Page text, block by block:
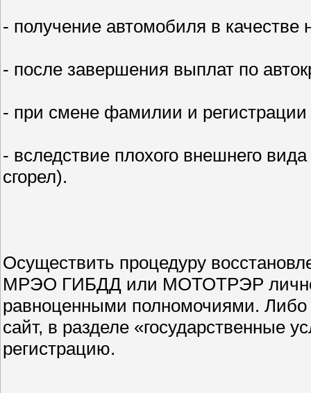
- получение автомобиля в качестве
- после завершения выплат по
- при смене фамилии и
- вследствие плохого внешнего
сгорел).
Осуществить процедуру
МРЭО ГИБДД или МОТОТРЭР лично,
равноценными полномочиями. Либо
сайт, в разделе «государственные
регистрацию.